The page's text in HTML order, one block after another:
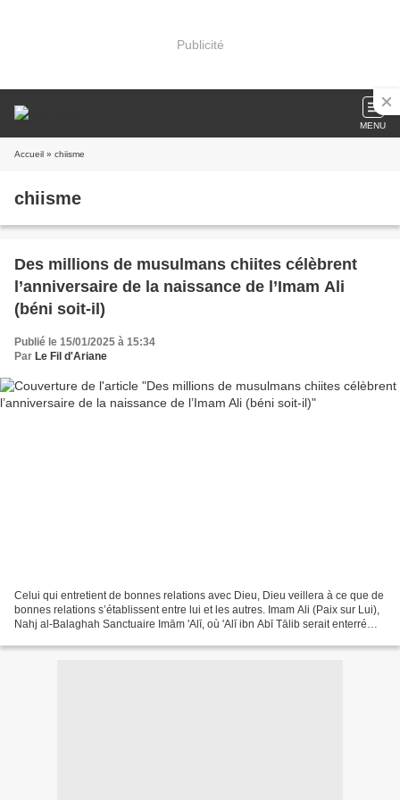
Publicité
MENU
Accueil » chiisme
chiisme
Des millions de musulmans chiites célèbrent
l’anniversaire de la naissance de l’Imam Ali
(béni soit-il)
Publié le 15/01/2025 à 15:34
Par Le Fil d'Ariane
Celui qui entretient de bonnes relations avec Dieu, Dieu veillera à ce que de
bonnes relations s’établissent entre lui et les autres. Imam Ali (Paix sur Lui),
Nahj al-Balaghah Sanctuaire Imām 'Alī, où 'Alī ibn Abī Tālib serait enterré